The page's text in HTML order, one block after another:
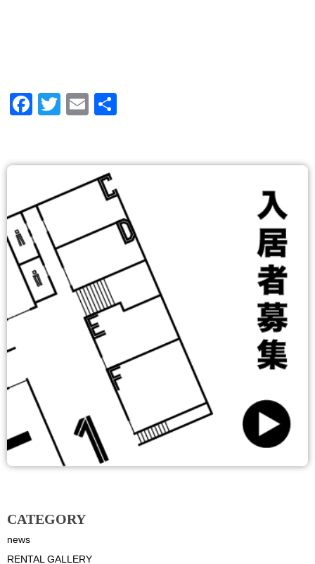
Facebook
TwitterEmail
CATEGORY
news
RENTAL GALLERY